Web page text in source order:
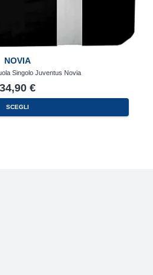
NOVIA
Singolo Juventus Novia
34,90 €
SCEGLI